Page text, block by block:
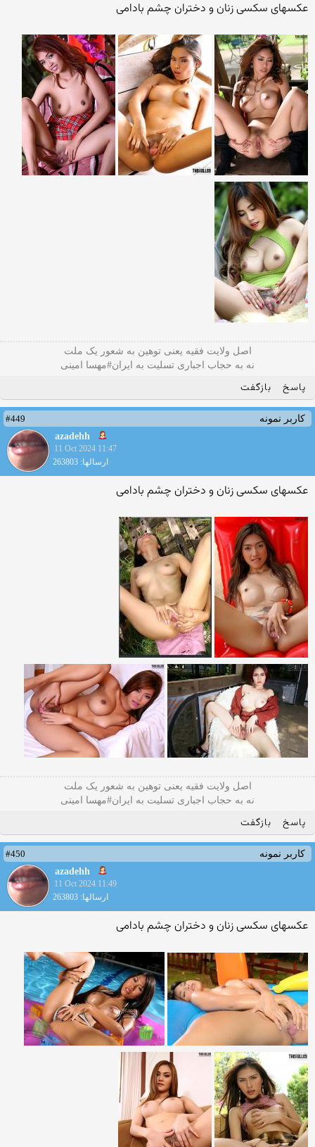
عکسهای سکسی زنان و دختران چشم بادامی
اصل ولایت فقیه یعنی‌ توهین به شعور یک ملت
نه به حجاب اجباری تسلیت به ایران#مهسا امینی
پاسخ بازگفت
کاربر نمونه
#449
azadehh
11 Oct 2024 11:47
ارسالها: 263803
عکسهای سکسی زنان و دختران چشم بادامی
اصل ولایت فقیه یعنی‌ توهین به شعور یک ملت
نه به حجاب اجباری تسلیت به ایران#مهسا امینی
پاسخ بازگفت
کاربر نمونه
#450
azadehh
11 Oct 2024 11:49
ارسالها: 263803
عکسهای سکسی زنان و دختران چشم بادامی